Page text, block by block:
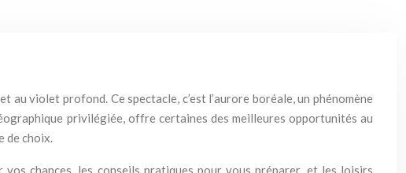
violet profond. Ce spectacle, c’est l’aurore boréale, un phénomène
privilégiée, offre certaines des meilleures opportunités au
de choix.
chances, les conseils pratiques pour vous préparer, et les loisirs